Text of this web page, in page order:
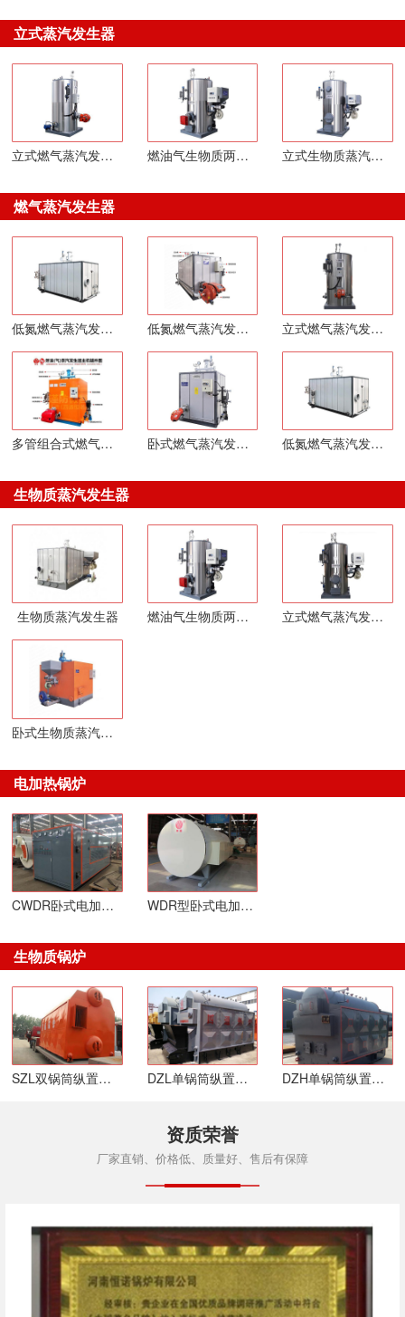
立式蒸汽发生器
立式燃气蒸汽发生器 燃油气生物质两用蒸汽发生器 立式生物质蒸汽发生器
燃气蒸汽发生器
低氮燃气蒸汽发生器 低氮燃气蒸汽发生器 立式燃气蒸汽发生器
多管组合式燃气蒸汽发生器 卧式燃气蒸汽发生器 低氮燃气蒸汽发生器
生物质蒸汽发生器
生物质蒸汽发生器 燃油气生物质两用蒸汽 立式燃气蒸汽发生器
卧式生物质蒸汽发生器
电加热锅炉
CWDR卧式电加热热水锅炉 WDR型卧式电加热蒸汽锅炉
生物质锅炉
SZL双锅筒纵置式链条炉排生物质锅炉 DZL单锅筒纵置式链条炉排生物质锅炉 DZH单锅筒纵置式快装活动炉排生物质锅炉
资质荣誉
厂家直销、价格低、质量好、售后有保障